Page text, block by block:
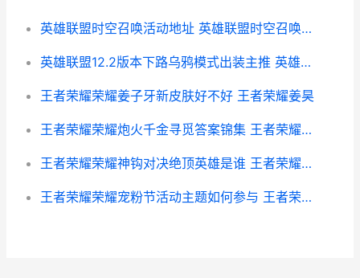
英雄联盟时空召唤活动地址 英雄联盟时空召唤活动在哪
英雄联盟12.2版本下路乌鸦模式出装主推 英雄联盟12.2版本是什么时候
王者荣耀荣耀姜子牙新皮肤好不好 王者荣耀姜昊
王者荣耀荣耀炮火千金寻觅答案锦集 王者荣耀大炮是谁
王者荣耀荣耀神钩对决绝顶英雄是谁 王者荣耀荣耀神明
王者荣耀荣耀宠粉节活动主题如何参与 王者荣耀宠儿